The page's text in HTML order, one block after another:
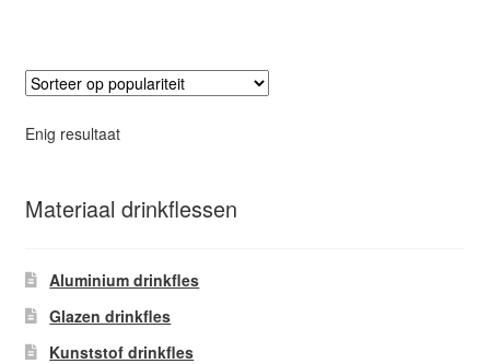
Enig resultaat
Materiaal drinkflessen
Aluminium drinkfles
Glazen drinkfles
Kunststof drinkfles